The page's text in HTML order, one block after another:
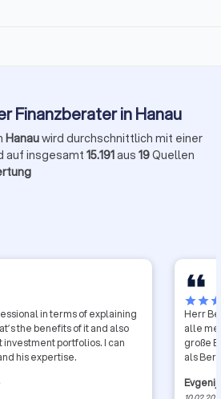
Finanzberater in Hanau
Hanauwird durchschnittlich mit einer
auf insgesamt 15.191aus 19Quellen
in terms of explaining
the benefits of it and also
portfolios. I can
his expertise.
starstar
Herr
alle
große
als